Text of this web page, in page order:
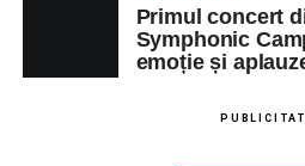
Adaugă-ne ca
Urmărește-ne pe
perfecționare, repetiții și
îndrumarea unor profesori și
Primul concert
Symphonic
emoție și